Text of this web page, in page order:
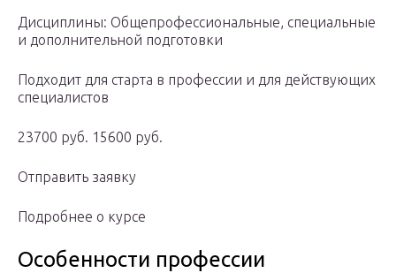
Дисциплины: Общепрофессиональные, специальные
и дополнительной подготовки
Подходит для старта в профессии и для действующих
специалистов
23700 руб. 15600 руб.
Отправить заявку
Подробнее о курсе
Особенности профессии